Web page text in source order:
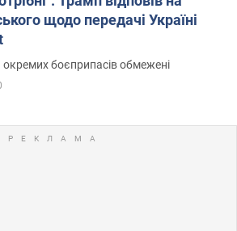
щодо передачі Україні
боєприпасів обмежені